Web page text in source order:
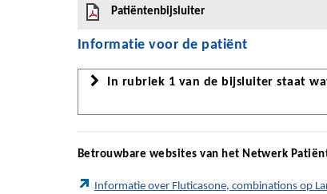
Patiëntenbijsluiter
Informatie voor de patiënt
In rubriek 1 van de bijsluiter staat
Betrouwbare websites van het Netwerk
Informatie over Fluticasone, combinations op